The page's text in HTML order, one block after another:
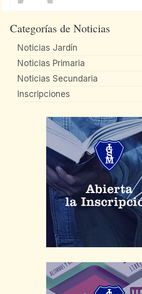
Categorías de Noticias
Noticias Jardín
Noticias Primaria
Noticias Secundaria
Inscripciones